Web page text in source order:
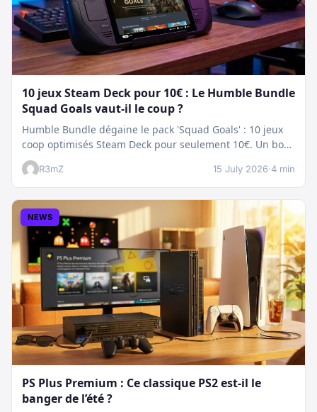
10 jeux Steam Deck pour 10€ : Le Humble Bundle
Squad Goals vaut-il le coup ?
Humble Bundle dégaine le pack 'Squad Goals' : 10 jeux
coop optimisés Steam Deck pour seulement 10€. Un bon
plan…
R3mZ 15 July 2026·4 min
NEWS
PS Plus Premium : Ce classique PS2 est-il le
banger de l’été ?